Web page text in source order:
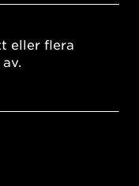
eller flera